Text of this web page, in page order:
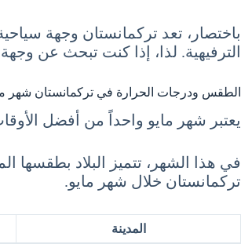
باختصار، تعد تركمانستان وجهة
الترفيهية. لذا، إذا كنت تبحث عن
الطقس ودرجات الحرارة في تركمانستان شهر
يعتبر شهر مايو واحداً من أفضل
في هذا الشهر، تتميز البلاد
تركمانستان خلال شهر مايو.
المدينة